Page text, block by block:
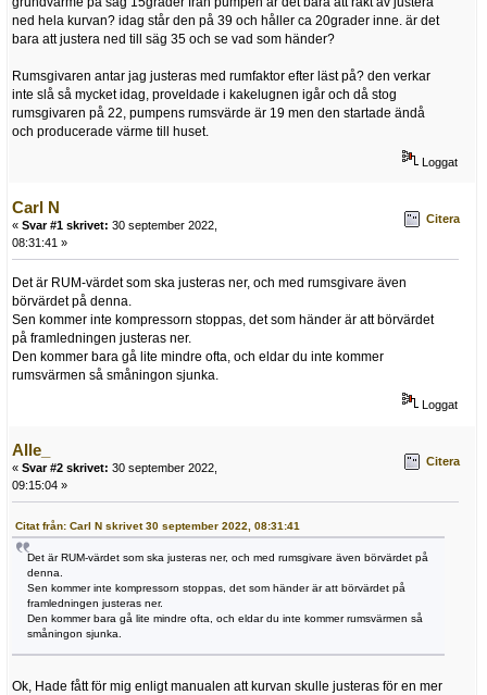
ned hela kurvan? idag står den på 39 och håller ca 20grader inne. är det
bara att justera ned till säg 35 och se vad som händer?
Rumsgivaren antar jag justeras med rumfaktor efter läst på? den verkar
inte slå så mycket idag, proveldade i kakelugnen igår och då stog
rumsgivaren på 22, pumpens rumsvärde är 19 men den startade ändå
och producerade värme till huset.
Loggat
Carl N
« Svar #1 skrivet: 30 september 2022,
08:31:41 »
Citera
Det är RUM-värdet som ska justeras ner, och med rumsgivare även
börvärdet på denna.
Sen kommer inte kompressorn stoppas, det som händer är att börvärdet
på framledningen justeras ner.
Den kommer bara gå lite mindre ofta, och eldar du inte kommer
rumsvärmen så småningon sjunka.
Loggat
Alle_
« Svar #2 skrivet: 30 september 2022,
09:15:04 »
Citera
Citat från: Carl N skrivet 30 september 2022, 08:31:41
Det är RUM-värdet som ska justeras ner, och med rumsgivare även börvärdet på
denna.
Sen kommer inte kompressorn stoppas, det som händer är att börvärdet på
framledningen justeras ner.
Den kommer bara gå lite mindre ofta, och eldar du inte kommer rumsvärmen så
småningon sjunka.
Ok, Hade fått för mig enligt manualen att kurvan skulle justeras för en mer